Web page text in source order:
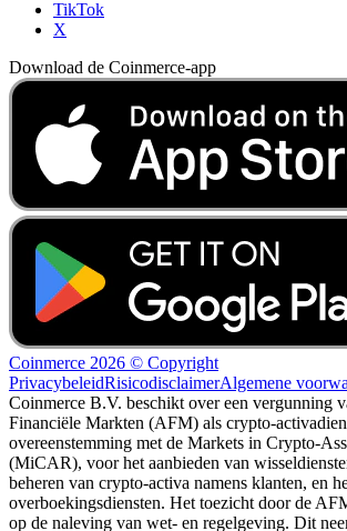
TikTok
X
Download de Coinmerce-app
Coinmerce 2026 © Copyright
PrivacybeleidRisicodisclaimerAlgemene
Coinmerce B.V. beschikt over een vergunning
Financiële Markten (AFM) als crypto-
overeenstemming met de Markets in Crypto-
(MiCAR), voor het aanbieden van
beheren van crypto-activa namens klanten, en
overboekingsdiensten. Het toezicht door de
op de naleving van wet- en regelgeving. Dit